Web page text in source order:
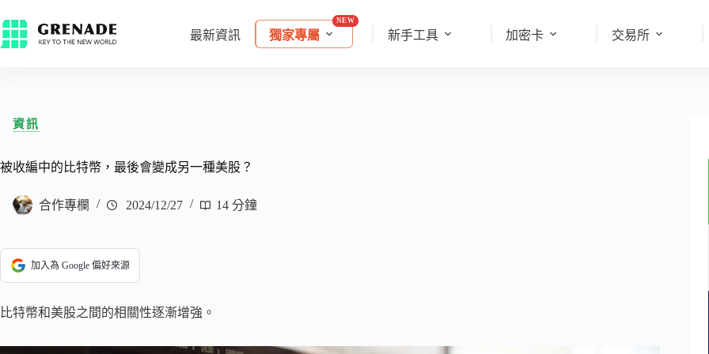
最新資訊 獨家專屬 新手工具 加密卡 交易所
資訊
被收編中的比特幣，最後會變成另一種美股？
合作專欄 2024/12/27 14 分鐘
加入為 Google 偏好來源
比特幣和美股之間的相關性逐漸增強。